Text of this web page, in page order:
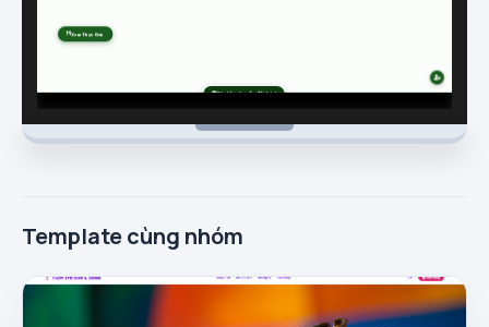
Template cùng nhóm